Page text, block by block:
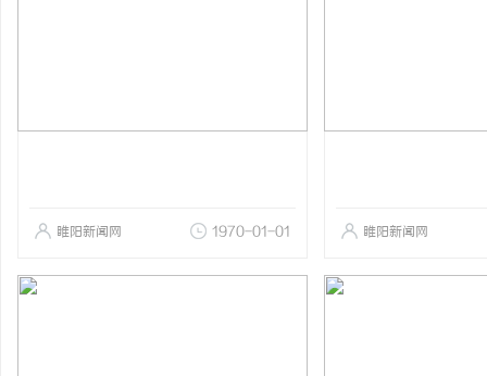
睢阳新闻网 1970-01-01 睢阳新闻网